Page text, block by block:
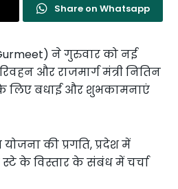
Share on Whatsapp
ने गुरुवार को नई
और राजमार्ग मंत्री नितिन
के लिए बधाई और शुभकामनाएं
की प्रगति, प्रदेश में
के विस्तार के संबंध में चर्चा